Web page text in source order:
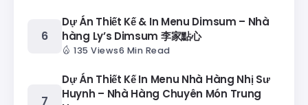
Dự Án Thiết Kế & In Menu Dimsum – Nhà
hàng Ly’s Dimsum 李家點心
135 Views6 Min Read
Dự Án Thiết Kế In Menu Nhà Hàng Nhị Sư
Huynh – Nhà Hàng Chuyên Món Trung